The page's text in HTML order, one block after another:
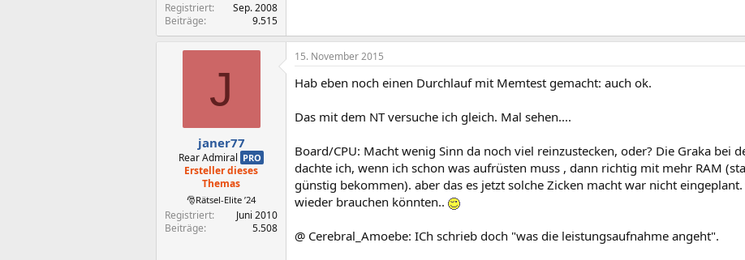
Registriert
Sep. 2008
Beiträge
9.515
J
janer77
Rear Admiral PRO
Ersteller dieses
Themas
🎅Rätsel-Elite ’24
Registriert
Juni 2010
Beiträge
5.508
15. November 2015
Hab eben noch einen Durchlauf mit Memtest gemacht: auch ok.
Das mit dem NT versuche ich gleich. Mal sehen....
Board/CPU: Macht wenig Sinn da noch viel reinzustecken, oder? Die Graka bei
dachte ich, wenn ich schon was aufrüsten muss , dann richtig mit mehr RAM
günstig bekommen). aber das es jetzt solche Zicken macht war nicht
wieder brauchen könnten..
@ Cerebral_Amoebe: ICh schrieb doch "was die leistungsaufnahme angeht".